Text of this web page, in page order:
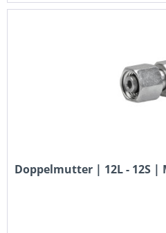
Doppelmutter | 12L - 12S |